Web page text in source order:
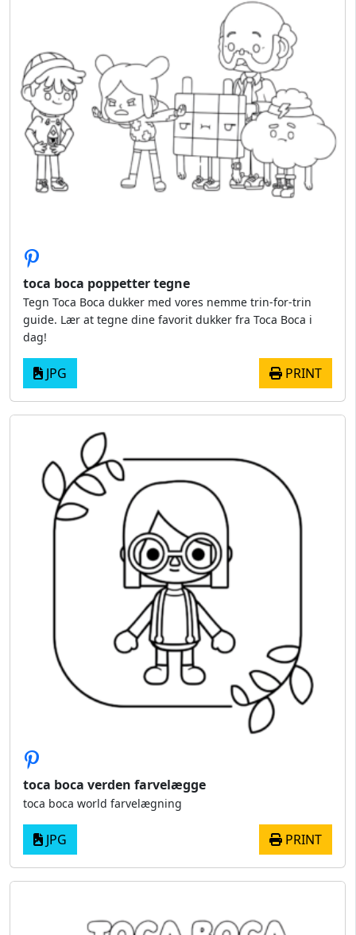
toca boca poppetter tegne
Tegn Toca Boca dukker med vores nemme trin-for-trin
guide. Lær at tegne dine favorit dukker fra Toca Boca i
dag!
JPG PRINT
toca boca verden farvelægge
toca boca world farvelægning
JPG PRINT